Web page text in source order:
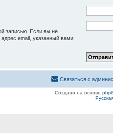
записью. Если вы не
email, указанный вами
Связаться с
Создано на основе